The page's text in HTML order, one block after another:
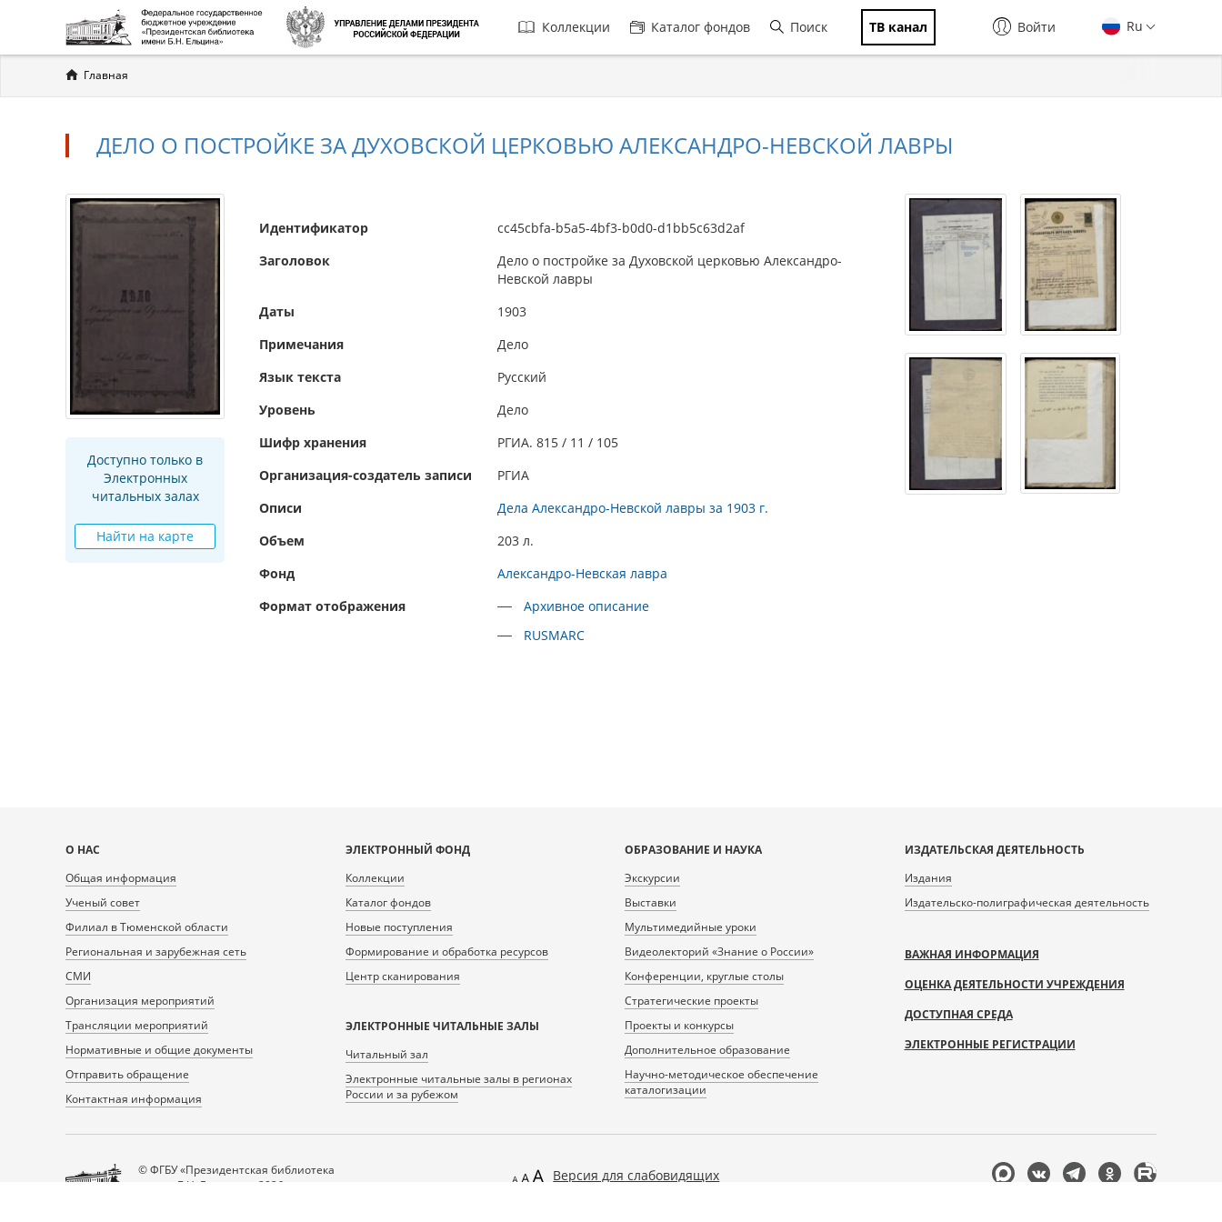
Главная
навигация
Коллекции Каталог фондов Поиск ТВ канал Ru
Войти
Вы
здесь
Главная
ДЕЛО О ПОСТРОЙКЕ ЗА ДУХОВСКОЙ ЦЕРКОВЬЮ АЛЕКСАНДРО-НЕВСКОЙ ЛАВРЫ
Доступно только в
Электронных
читальных залах
Найти на карте
Идентификатор
cc45cbfa-b5a5-4bf3-b0d0-d1bb5c63d2af
Заголовок
Дело о постройке за Духовской церковью Александро-
Невской лавры
Даты
1903
Примечания
Дело
Язык текста
Русский
Уровень
Дело
Шифр хранения
РГИА. 815 / 11 / 105
Организация-создатель записи
РГИА
Описи
Дела Александро-Невской лавры за 1903 г.
Объем
203 л.
Фонд
Александро-Невская лавра
Формат отображения
Архивное описание
RUSMARC
Карта
сайта
О НАС
Общая информация
Ученый совет
Филиал в Тюменской области
Региональная и зарубежная сеть
СМИ
Организация мероприятий
Трансляции мероприятий
Нормативные и общие документы
Отправить обращение
Контактная информация
ЭЛЕКТРОННЫЙ ФОНД
Коллекции
Каталог фондов
Новые поступления
Формирование и обработка ресурсов
Центр сканирования
ЭЛЕКТРОННЫЕ ЧИТАЛЬНЫЕ ЗАЛЫ
Читальный зал
Электронные читальные залы в регионах
России и за рубежом
ОБРАЗОВАНИЕ И НАУКА
Экскурсии
Выставки
Мультимедийные уроки
Видеолекторий «Знание о России»
Конференции, круглые столы
Стратегические проекты
Проекты и конкурсы
Дополнительное образование
Научно-методическое обеспечение
каталогизации
ИЗДАТЕЛЬСКАЯ ДЕЯТЕЛЬНОСТЬ
Издания
Издательско-полиграфическая деятельность
ВАЖНАЯ ИНФОРМАЦИЯ
ОЦЕНКА ДЕЯТЕЛЬНОСТИ УЧРЕЖДЕНИЯ
ДОСТУПНАЯ СРЕДА
ЭЛЕКТРОННЫЕ РЕГИСТРАЦИИ
© ФГБУ «Президентская библиотека
имени Б.Н. Ельцина», 2026
Версия для слабовидящих